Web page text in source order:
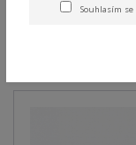
CasualSouhlasím se